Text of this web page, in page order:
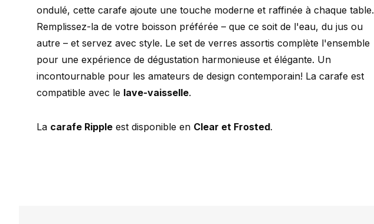
ondulé, cette carafe ajoute une touche moderne et raffinée à chaque table.
Remplissez-la de votre boisson préférée – que ce soit de l'eau, du jus ou
autre – et servez avec style. Le set de verres assortis complète l'ensemble
pour une expérience de dégustation harmonieuse et élégante. Un
incontournable pour les amateurs de design contemporain! La carafe est
compatible avec le lave-vaisselle.
La carafe Ripple est disponible en Clear et Frosted.